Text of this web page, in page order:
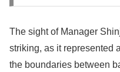
The sight of Manager
striking, as it represented
the boundaries between